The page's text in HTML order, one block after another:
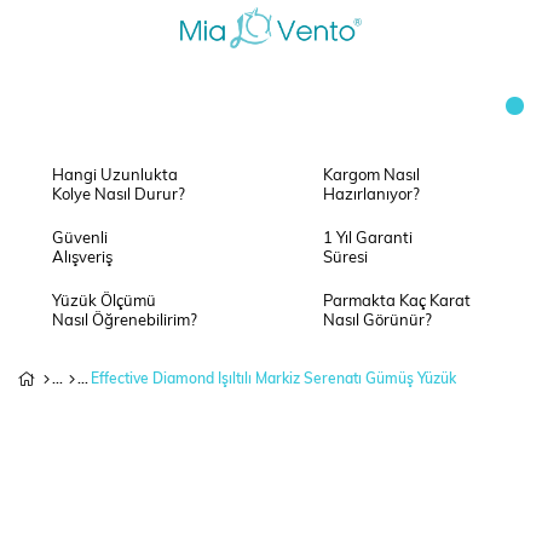
Hangi Uzunlukta
Kolye Nasıl Durur?
Kargom Nasıl
Hazırlanıyor?
Güvenli
Alışveriş
1 Yıl Garanti
Süresi
Yüzük Ölçümü
Nasıl Öğrenebilirim?
Parmakta Kaç Karat
Nasıl Görünür?
Effective Diamond Işıltılı Markiz Serenatı Gümüş Yüzük